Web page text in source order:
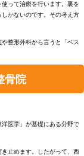
って治療を行います。裏を
かないのです。その考え方
整形外科から言うと「ベス
骨院
医学」が基礎にある分野で
止めます。したがって、西